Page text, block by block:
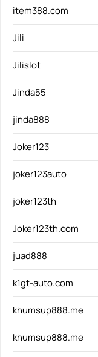
item388.com
Jili
Jilislot
Jinda55
jinda888
Joker123
joker123auto
joker123th
Joker123th.com
juad888
k1gt-auto.com
khumsup888.me
khumsup888.me